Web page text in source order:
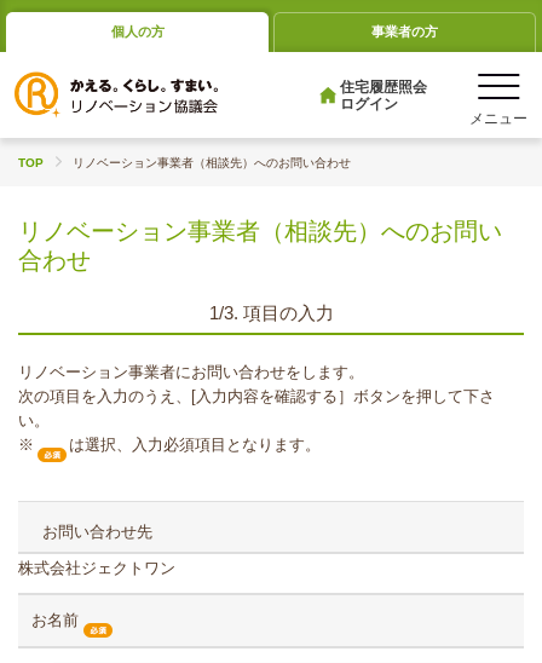
個人の方 事業者の方
住宅履歴照会
ログイン
TOP リノベーション事業者（相談先）へのお問い合わせ
リノベーション事業者（相談先）へのお問い
合わせ
1/3. 項目の入力
リノベーション事業者にお問い合わせをします。
次の項目を入力のうえ、[入力内容を確認する］ボタンを押して下さ
い。
※
は選択、入力必須項目となります。
お問い合わせ先
株式会社ジェクトワン
お名前